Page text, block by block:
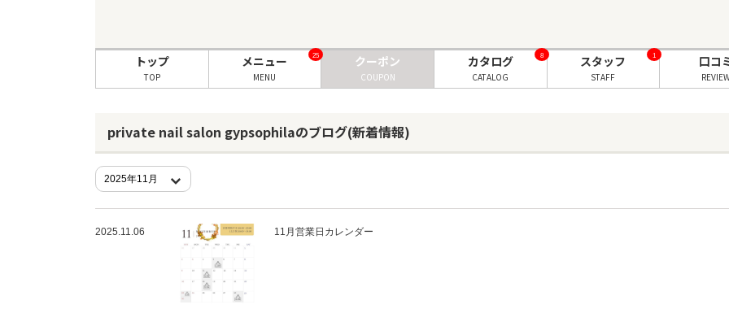
トップ
TOP
メニュー
MENU
25 クーポン
COUPON
カタログ
CATALOG
8 スタッフ
STAFF
1 口コ
private nail salon gypsophilaのブログ(新着情報)
2025.11.06 11月営業日カレンダー